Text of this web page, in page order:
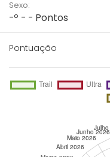
Sexo:
-º - - Pontos
Pontuação